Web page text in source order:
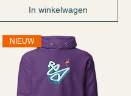
In winkelwagen
NIEUW